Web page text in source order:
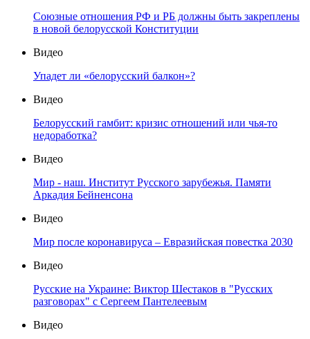
Союзные отношения РФ и РБ должны быть закреплены
в новой белорусской Конституции
Видео
Упадет ли «белорусский балкон»?
Видео
Белорусский гамбит: кризис отношений или чья-то
недоработка?
Видео
Мир - наш. Институт Русского зарубежья. Памяти
Аркадия Бейненсона
Видео
Мир после коронавируса – Евразийская повестка 2030
Видео
Русские на Украине: Виктор Шестаков в "Русских
разговорах" с Сергеем Пантелеевым
Видео